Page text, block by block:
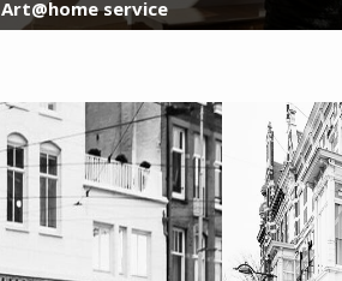
Art@home service